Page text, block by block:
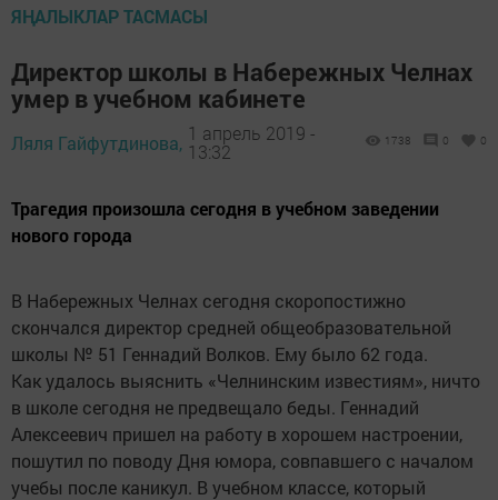
ЯҢАЛЫКЛАР ТАСМАСЫ
Директор школы в Набережных Челнах
умер в учебном кабинете
Ляля Гайфутдинова, 1 апрель 2019 -
13:32
1738 0 0
Трагедия произошла сегодня в учебном заведении
нового города
В Набережных Челнах сегодня скоропостижно
скончался директор средней общеобразовательной
школы № 51 Геннадий Волков. Ему было 62 года.
Как удалось выяснить «Челнинским известиям», ничто
в школе сегодня не предвещало беды. Геннадий
Алексеевич пришел на работу в хорошем настроении,
пошутил по поводу Дня юмора, совпавшего с началом
учебы после каникул. В учебном классе, который